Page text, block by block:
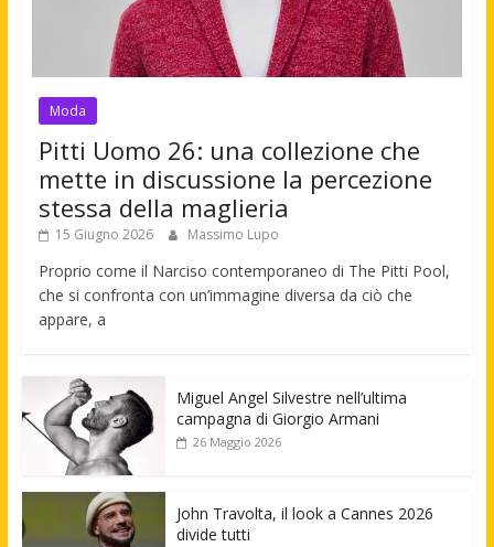
Moda
Pitti Uomo 26: una collezione che
mette in discussione la percezione
stessa della maglieria
15 Giugno 2026 Massimo Lupo
Proprio come il Narciso contemporaneo di The Pitti Pool,
che si confronta con un’immagine diversa da ciò che
appare, a
Miguel Angel Silvestre nell’ultima
campagna di Giorgio Armani
26 Maggio 2026
John Travolta, il look a Cannes 2026
divide tutti